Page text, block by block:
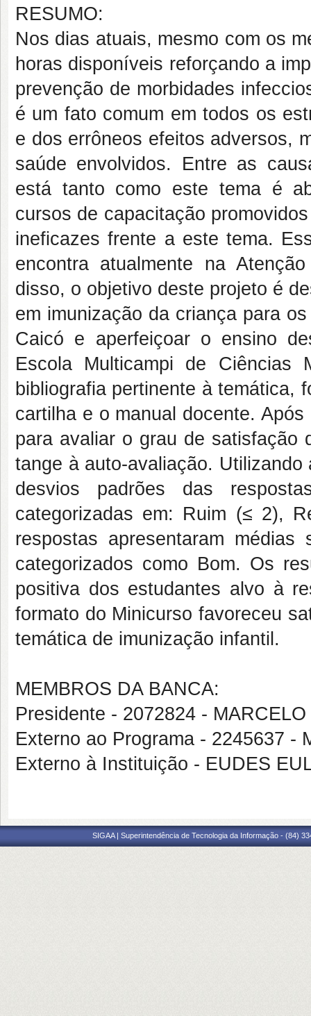
RESUMO:
Nos dias atuais, mesmo com os
horas disponíveis reforçando a
prevenção de morbidades
é um fato comum em todos os
e dos errôneos efeitos adversos,
saúde envolvidos. Entre as
está tanto como este tema é
cursos de capacitação
ineficazes frente a este tema.
encontra atualmente na
disso, o objetivo deste projeto é
em imunização da criança para
Caicó e aperfeiçoar o ensino
Escola Multicampi de Ciências
bibliografia pertinente à temática,
cartilha e o manual docente.
para avaliar o grau de satisfação
tange à auto-avaliação.
desvios padrões das
categorizadas em: Ruim (≤ 2),
respostas apresentaram
categorizados como Bom. Os
positiva dos estudantes alvo à
formato do Minicurso favoreceu
temática de imunização infantil.
MEMBROS DA BANCA:
Presidente - 2072824 -
Externo ao Programa - 2245637 -
Externo à Instituição - EUDES
SIGAA | Superintendência de Tecnologia da Informação - (84)